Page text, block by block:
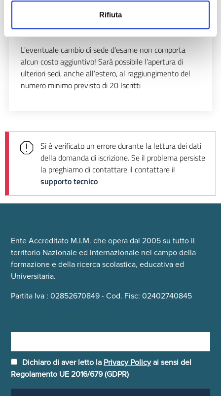
Rifiuta
Sessione di Settembre/Ottobre
Sessione di Novembre/Dicembre(sedi esame).
L'eventuale cambio di sede d'esame non comporta
alcun costo aggiuntivo! Sarà possibile l’apertura di
ulteriori sedi, anche all’estero, al raggiungimento del
numero minimo previsto di 20 Iscritti
Si è verificato un errore durante la lettura dei dati
della domanda di iscrizione. Se il problema persiste
la preghiamo di contattare il contattare il
supporto tecnico
Ente Accreditato M.I.M. che opera dal 2005 su tutto il
territorio Nazionale ed Internazionale nel campo della
formazione e della ricerca scolastica, educativa ed
Universitaria.
Partita Iva : 02852670849 - Cod. Fisc: 02402740845
Dichiaro di aver letto la Privacy Policyai sensi del
Regolamento UE 2016/679 (GDPR)